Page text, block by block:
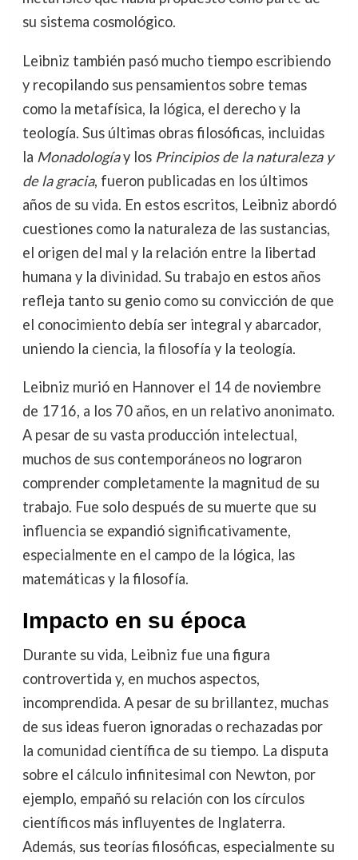
su sistema cosmológico.
Leibniz también pasó mucho tiempo escribiendo
y recopilando sus pensamientos sobre temas
como la metafísica, la lógica, el derecho y la
teología. Sus últimas obras filosóficas, incluidas
la Monadologíay los Principios de la naturaleza y
de la gracia, fueron publicadas en los últimos
años de su vida. En estos escritos, Leibniz abordó
cuestiones como la naturaleza de las sustancias,
el origen del mal y la relación entre la libertad
humana y la divinidad. Su trabajo en estos años
refleja tanto su genio como su convicción de que
el conocimiento debía ser integral y abarcador,
uniendo la ciencia, la filosofía y la teología.
Leibniz murió en Hannover el 14 de noviembre
de 1716, a los 70 años, en un relativo anonimato.
A pesar de su vasta producción intelectual,
muchos de sus contemporáneos no lograron
comprender completamente la magnitud de su
trabajo. Fue solo después de su muerte que su
influencia se expandió significativamente,
especialmente en el campo de la lógica, las
matemáticas y la filosofía.
Impacto en su época
Durante su vida, Leibniz fue una figura
controvertida y, en muchos aspectos,
incomprendida. A pesar de su brillantez, muchas
de sus ideas fueron ignoradas o rechazadas por
la comunidad científica de su tiempo. La disputa
sobre el cálculo infinitesimal con Newton, por
ejemplo, empañó su relación con los círculos
científicos más influyentes de Inglaterra.
Además, sus teorías filosóficas, especialmente su